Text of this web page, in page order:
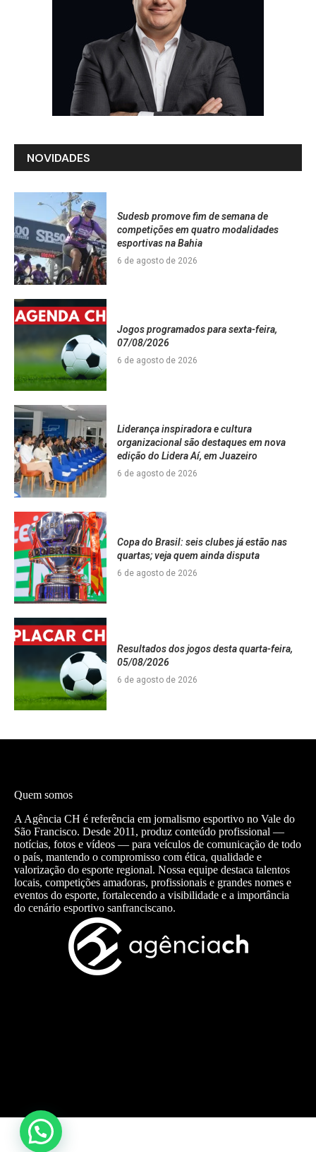
NOVIDADES
Sudesb promove fim de semana de
competições em quatro modalidades
esportivas na Bahia
6 de agosto de 2026
Jogos programados para sexta-feira,
07/08/2026
6 de agosto de 2026
Liderança inspiradora e cultura
organizacional são destaques em nova
edição do Lidera Aí, em Juazeiro
6 de agosto de 2026
Copa do Brasil: seis clubes já estão nas
quartas; veja quem ainda disputa
6 de agosto de 2026
Resultados dos jogos desta quarta-feira,
05/08/2026
6 de agosto de 2026
Quem somos
A Agência CH é referência em jornalismo esportivo no Vale do
São Francisco. Desde 2011, produz conteúdo profissional —
notícias, fotos e vídeos — para veículos de comunicação de todo
o país, mantendo o compromisso com ética, qualidade e
valorização do esporte regional. Nossa equipe destaca talentos
locais, competições amadoras, profissionais e grandes nomes e
eventos do esporte, fortalecendo a visibilidade e a importância
do cenário esportivo sanfranciscano.